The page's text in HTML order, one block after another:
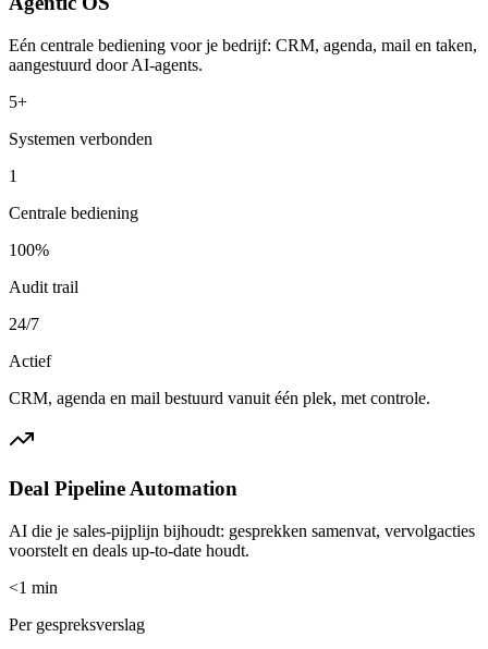
Eén centrale bediening voor je bedrijf: CRM, agenda, mail en taken,
aangestuurd door AI-agents.
5+
Systemen verbonden
1
Centrale bediening
100%
Audit trail
24/7
Actief
CRM, agenda en mail bestuurd vanuit één plek, met controle.
Deal Pipeline Automation
AI die je sales-pijplijn bijhoudt: gesprekken samenvat, vervolgacties
voorstelt en deals up-to-date houdt.
<1 min
Per gespreksverslag